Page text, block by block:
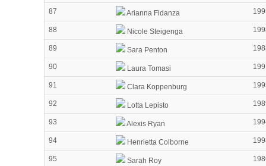
87 Arianna Fidanza
88 Nicole Steigenga
89 Sara Penton
90 Laura Tomasi
91 Clara Koppenburg
92 Lotta Lepisto
93 Alexis Ryan
94 Henrietta Colborne
95 Sarah Roy